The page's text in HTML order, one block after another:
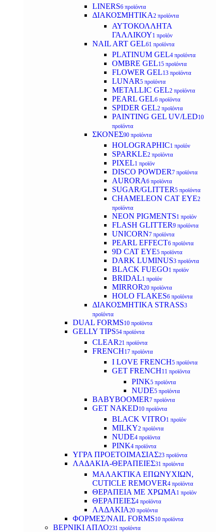
LINERS6 προϊόντα
ΔΙΑΚΟΣΜΗΤΙΚΑ2 προϊόντα
ΑΥΤΟΚΟΛΛΗΤΑ
ΓΑΛΛΙΚΟΥ1 προϊόν
NAIL ART GEL61 προϊόντα
PLATINUM GEL4 προϊόντα
OMBRE GEL15 προϊόντα
FLOWER GEL13 προϊόντα
LUNAR5 προϊόντα
METALLIC GEL2 προϊόντα
PEARL GEL6 προϊόντα
SPIDER GEL2 προϊόντα
PAINTING GEL UV/LED10
προϊόντα
ΣΚΟΝΕΣ90 προϊόντα
HOLOGRAPHIC1 προϊόν
SPARKLE2 προϊόντα
PIXEL1 προϊόν
DISCO POWDER7 προϊόντα
AURORA6 προϊόντα
SUGAR/GLITTER5 προϊόντα
CHAMELEON CAT EYE2
προϊόντα
NEON PIGMENTS1 προϊόν
FLASH GLITTER9 προϊόντα
UNICORN7 προϊόντα
PEARL EFFECT6 προϊόντα
9D CAT EYE5 προϊόντα
DARK LUMINUS3 προϊόντα
BLACK FUEGO1 προϊόν
BRIDAL1 προϊόν
MIRROR20 προϊόντα
HOLO FLAKES6 προϊόντα
ΔΙΑΚΟΣΜΗΤΙΚΑ STRASS3
προϊόντα
DUAL FORMS10 προϊόντα
GELLY TIPS54 προϊόντα
CLEAR21 προϊόντα
FRENCH17 προϊόντα
I LOVE FRENCH5 προϊόντα
GET FRENCH11 προϊόντα
PINK5 προϊόντα
NUDE5 προϊόντα
BABYBOOMER7 προϊόντα
GET NAKED10 προϊόντα
BLACK VITRO1 προϊόν
MILKY2 προϊόντα
NUDE4 προϊόντα
PINK4 προϊόντα
ΥΓΡΑ ΠΡΟΕΤΟΙΜΑΣΙΑΣ23 προϊόντα
ΛΑΔΑΚΙΑ-ΘΕΡΑΠΕΙΕΣ31 προϊόντα
ΜΑΛΑΚΤΙΚΑ ΕΠΩΝΥΧΙΩΝ,
CUTICLE REMOVER4 προϊόντα
ΘΕΡΑΠΕΙΑ ΜΕ ΧΡΩΜΑ 1 προϊόν
ΘΕΡΑΠΕΙΕΣ4 προϊόντα
ΛΑΔΑΚΙΑ20 προϊόντα
ΦΟΡΜΕΣ/NAIL FORMS10 προϊόντα
ΒΕΡΝΙΚΙ ΑΠΛΟ231 προϊόντα